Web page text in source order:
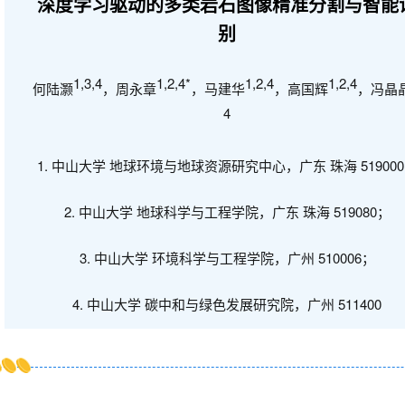
别
何陆灏1,3,4，周永章1,2,4*，马建华1,2,4，高国辉1,2,4，冯晶
4
1. 中山大学 地球环境与地球资源研究中心，广东 珠海519000
2. 中山大学 地球科学与工程学院，广东 珠海519080；
3. 中山大学 环境科学与工程学院，广州 510006；
4. 中山大学 碳中和与绿色发展研究院，广州 511400